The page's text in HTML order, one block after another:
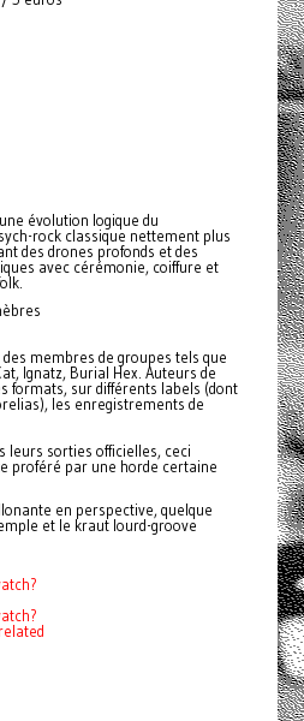
évolution logique du
rock classique nettement plus
des drones profonds et des
avec cérémonie, coiffure et
des membres de groupes tels que
Ignatz, Burial Hex. Auteurs de
formats, sur différents labels (dont
les enregistrements de
leurs sorties officielles, ceci
proféré par une horde certaine
en perspective, quelque
et le kraut lourd-groove